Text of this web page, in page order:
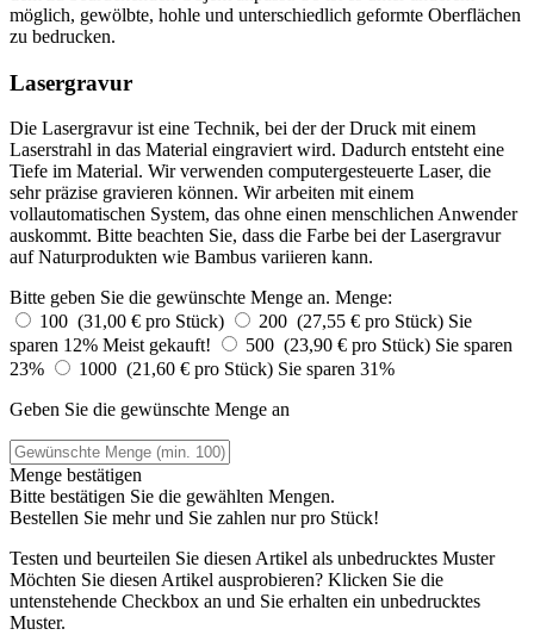
möglich, gewölbte, hohle und unterschiedlich geformte Oberflächen
zu bedrucken.
Lasergravur
Die Lasergravur ist eine Technik, bei der der Druck mit einem
Laserstrahl in das Material eingraviert wird. Dadurch entsteht eine
Tiefe im Material. Wir verwenden computergesteuerte Laser, die
sehr präzise gravieren können. Wir arbeiten mit einem
vollautomatischen System, das ohne einen menschlichen Anwender
auskommt. Bitte beachten Sie, dass die Farbe bei der Lasergravur
auf Naturprodukten wie Bambus variieren kann.
Bitte geben Sie die gewünschte Menge an. Menge:
100 (31,00 € pro Stück)
200 (27,55 € pro Stück) Sie
sparen 12% Meist gekauft! 500 (23,90 € pro Stück) Sie sparen
23%
1000 (21,60 € pro Stück) Sie sparen 31%
Geben Sie die gewünschte Menge an
Menge bestätigen
Bitte bestätigen Sie die gewählten Mengen.
Bestellen Sie mehr und Sie zahlen nurpro Stück!
Testen und beurteilen Sie diesen Artikel als unbedrucktes Muster
Möchten Sie diesen Artikel ausprobieren? Klicken Sie die
untenstehende Checkbox an und Sie erhalten ein unbedrucktes
Muster.